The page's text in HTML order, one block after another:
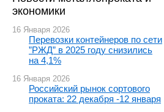
экономики
16 Января 2026
Перевозки контейнеров по сети
”РЖД” в 2025 году снизились
на 4,1%
16 Января 2026
Российский рынок сортового
проката: 22 декабря -12 января